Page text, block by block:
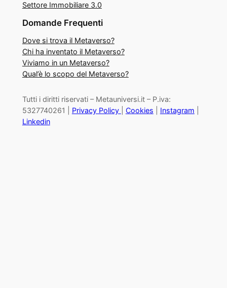
Settore Immobiliare 3.0
Domande Frequenti
Dove si trova il Metaverso?
Chi ha inventato il Metaverso?
Viviamo in un Metaverso?
Qual’è lo scopo del Metaverso?
Tutti i diritti riservati – Metauniversi.it – P.iva:
5327740261 | Privacy Policy Cookies Instagram
Linkedin